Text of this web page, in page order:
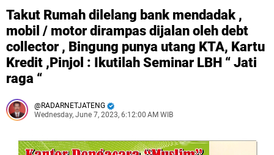
Takut Rumah dilelang bank mendadak ,
mobil / motor dirampas dijalan oleh debt
collector , Bingung punya utang KTA, Kartu
Kredit ,Pinjol : Ikutilah Seminar LBH “ Jati
raga “
RADARNETJATENG
Wednesday, June 7, 2023, 6:12:00 AM WIB